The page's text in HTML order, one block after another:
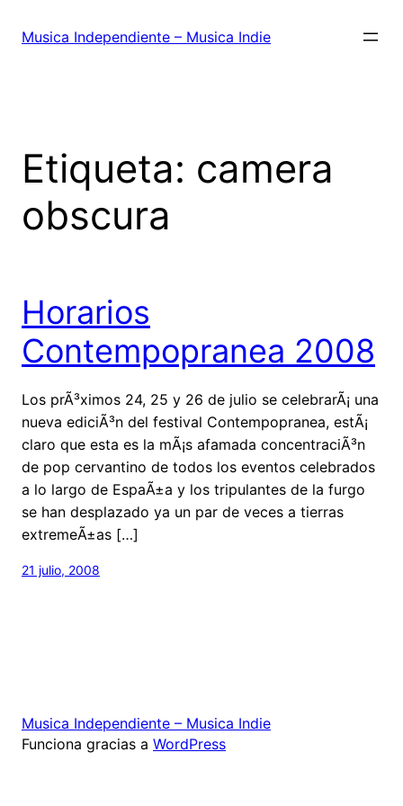
Musica Independiente – Musica Indie
Etiqueta: camera
obscura
Horarios
Contempopranea 2008
Los prÃ³ximos 24, 25 y 26 de julio se celebrarÃ¡ una
nueva ediciÃ³n del festival Contempopranea, estÃ¡
claro que esta es la mÃ¡s afamada concentraciÃ³n
de pop cervantino de todos los eventos celebrados
a lo largo de EspaÃ±a y los tripulantes de la furgo
se han desplazado ya un par de veces a tierras
extremeÃ±as […]
21 julio, 2008
Musica Independiente – Musica Indie
Funciona gracias a WordPress